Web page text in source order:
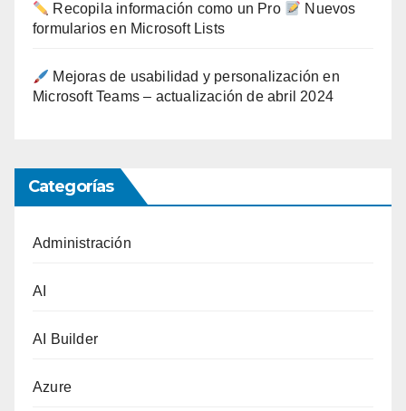
Recopila información como un Pro
Nuevos
formularios en Microsoft Lists
Mejoras de usabilidad y personalización en
Microsoft Teams – actualización de abril 2024
Categorías
Administración
AI
AI Builder
Azure